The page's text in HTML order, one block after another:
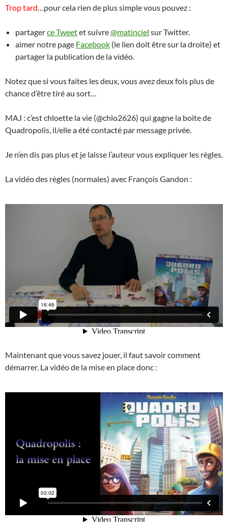
Trop tard…pour cela rien de plus simple vous pouvez :
partagerce Tweetet suivre@matinciel sur Twitter.
aimer notre page Facebook (le lien doit être sur la droite) et
partager la publication de la vidéo.
Notez que si vous faites les deux, vous avez deux fois plus de
chance d’être tiré au sort…
MAJ : c’est chloette la vie (@chlo2626) qui gagne la boite de
Quadropolis, il/elle a été contacté par message privée.
Je n’en dis pas plus et je laisse l’auteur vous expliquer les règles.
La vidéo des règles (normales) avec François Gandon :
Maintenant que vous savez jouer, il faut savoir comment
démarrer. La vidéo de la mise en place donc :